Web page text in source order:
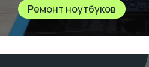
Ремонт ноутбуков